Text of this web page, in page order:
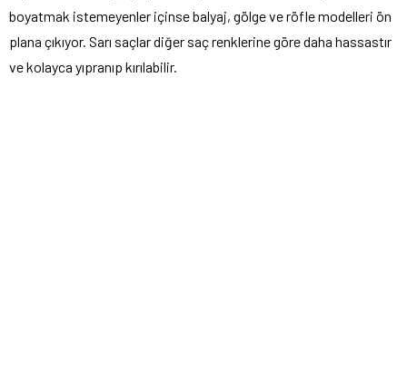
boyatmak istemeyenler içinse balyaj, gölge ve röfle modelleri ön
plana çıkıyor. Sarı saçlar diğer saç renklerine göre daha hassastır
ve kolayca yıpranıp kırılabilir.